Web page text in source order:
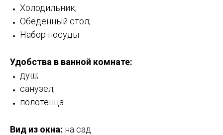
Холодильник;
Обеденный стол;
Набор посуды
Удобства в ванной комнате:
душ;
санузел;
полотенца
Вид из окна: на сад